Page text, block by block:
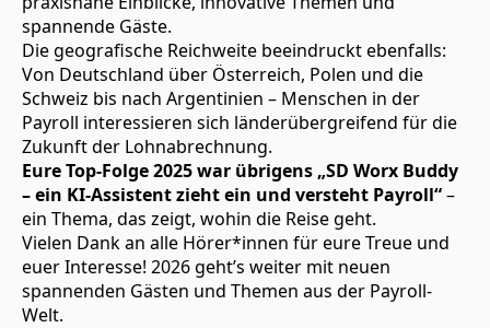
spannende Gäste.
Die geografische Reichweite beeindruckt ebenfalls:
Von Deutschland über Österreich, Polen und die
Schweiz bis nach Argentinien – Menschen in der
Payroll interessieren sich länderübergreifend für die
Zukunft der Lohnabrechnung.
Eure Top-Folge 2025war übrigens „SD Worx Buddy
– ein KI-Assistent zieht ein und versteht Payroll“–
ein Thema, das zeigt, wohin die Reise geht.
Vielen Dank an alle Hörer*innen für eure Treue und
euer Interesse! 2026 geht’s weiter mit neuen
spannenden Gästen und Themen aus der Payroll-
Welt.